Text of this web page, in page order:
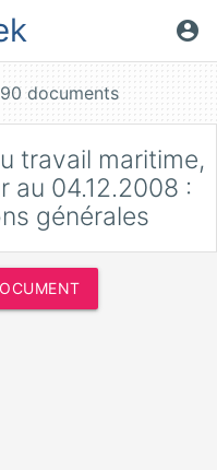
account_circle
travail maritime,
au 04.12.2008 :
générales